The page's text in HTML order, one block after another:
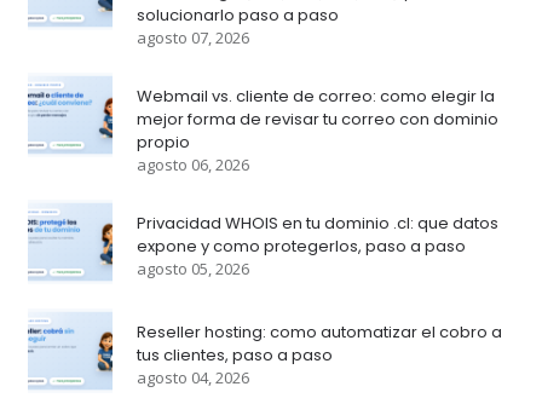
solucionarlo paso a paso
agosto 07, 2026
Webmail vs. cliente de correo: como elegir la
mejor forma de revisar tu correo con dominio
propio
agosto 06, 2026
Privacidad WHOIS en tu dominio .cl: que datos
expone y como protegerlos, paso a paso
agosto 05, 2026
Reseller hosting: como automatizar el cobro a
tus clientes, paso a paso
agosto 04, 2026